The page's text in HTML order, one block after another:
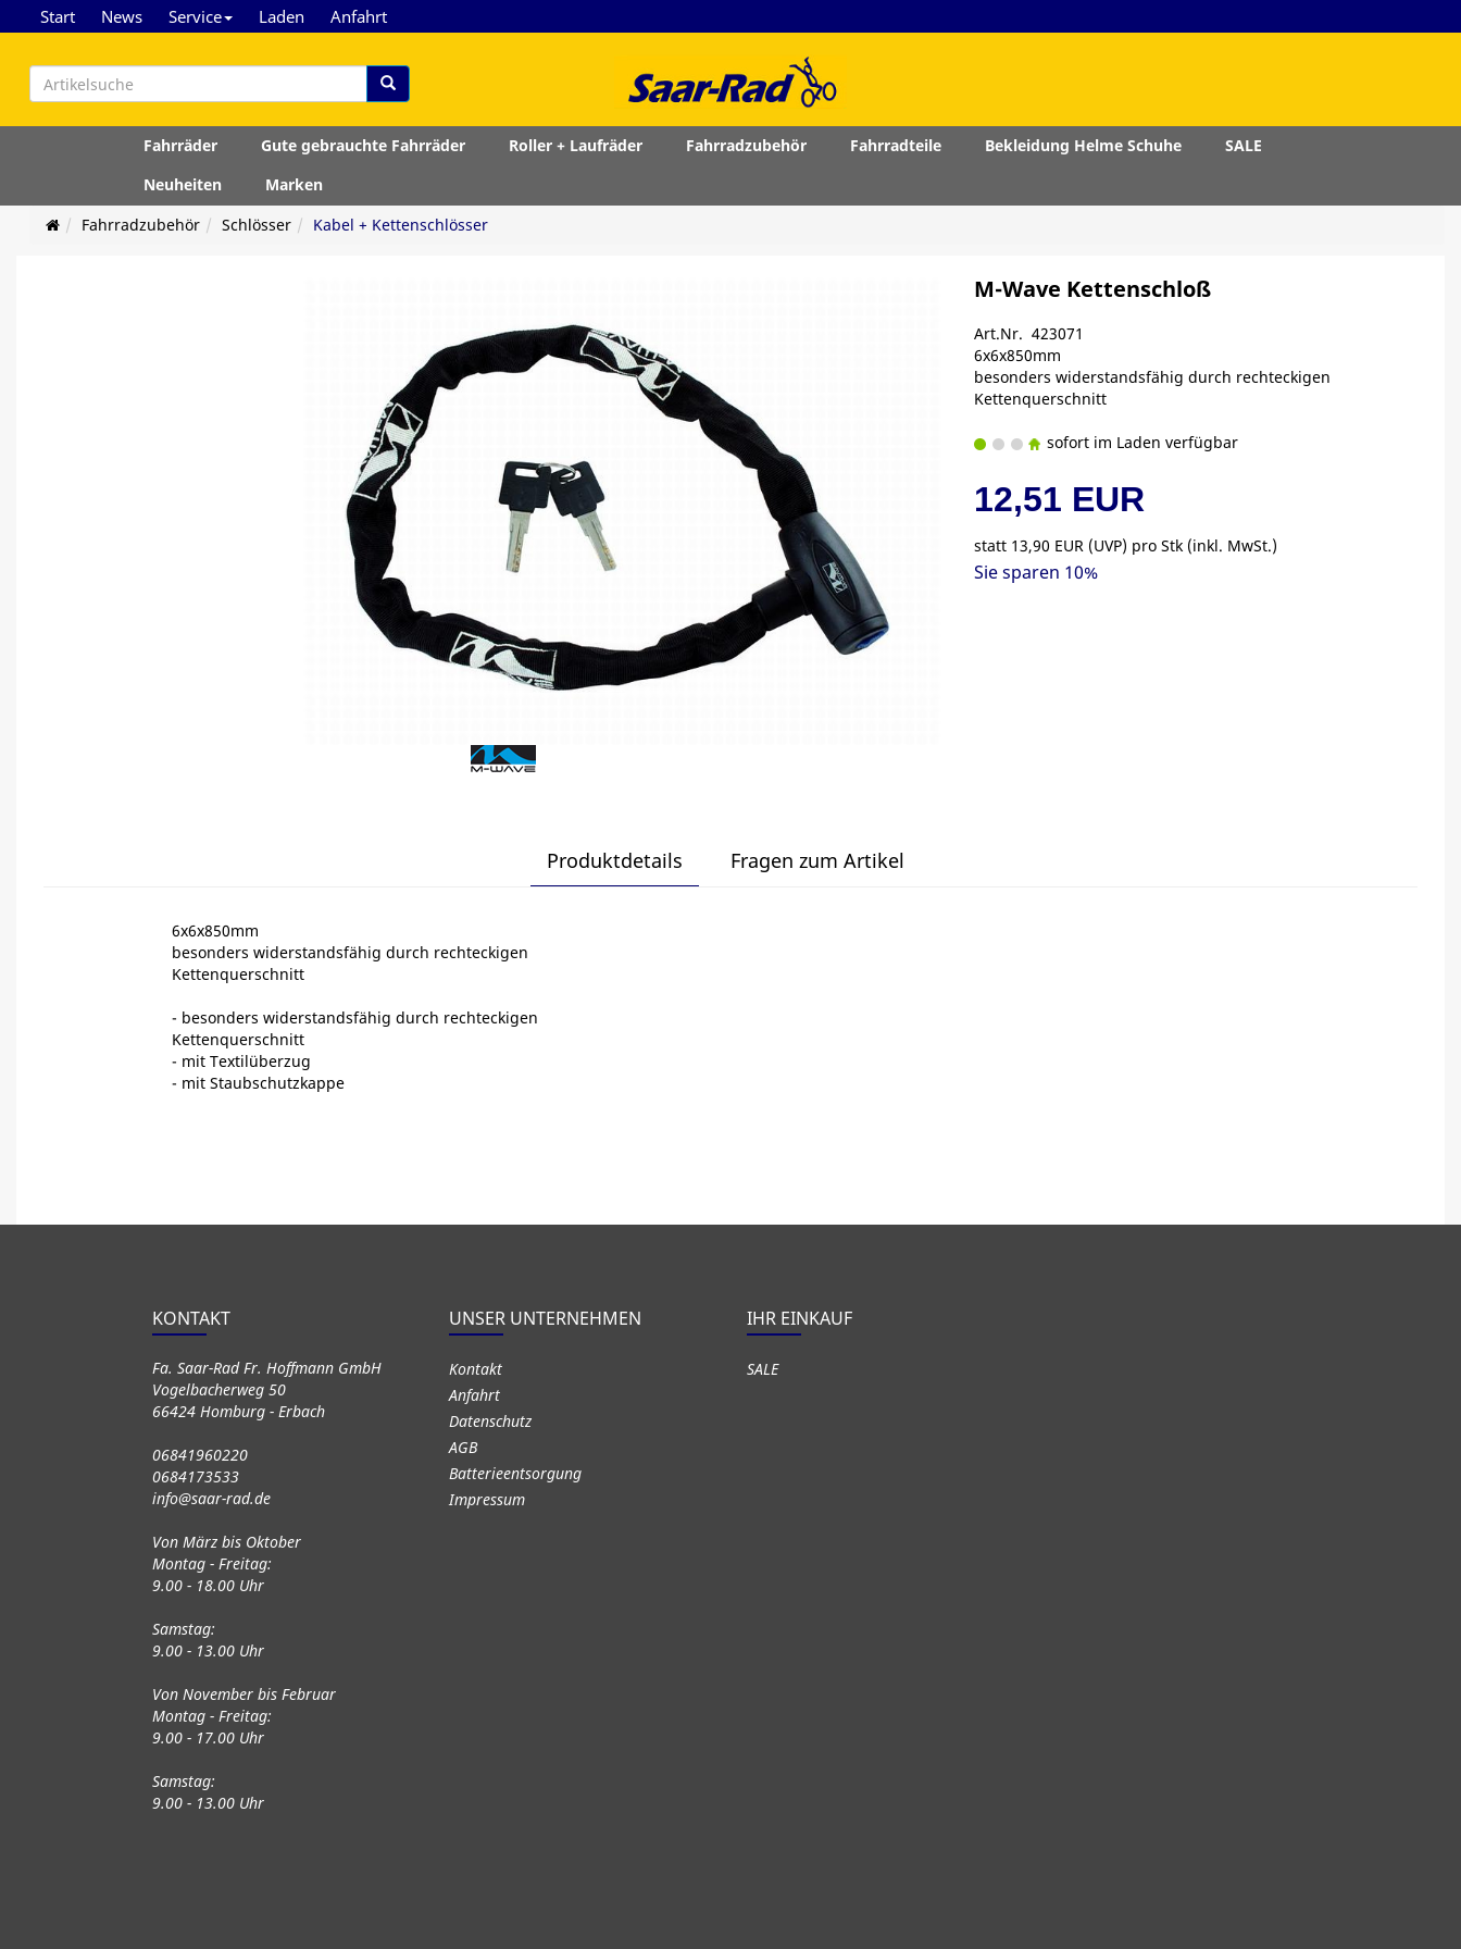
Start News Service Laden Anfahrt
Fahrräder Gute gebrauchte Fahrräder Roller + Laufräder Fahrradzubehör Fahrradteile Bekleidung Helme Schuhe
SALE
Neuheiten
Marken
Fahrradzubehör
Schlösser Kabel + Kettenschlösser
M-Wave Kettenschloß
Art.Nr. 423071
6x6x850mm
besonders widerstandsfähig durch rechteckigen
Kettenquerschnitt
sofort im Laden verfügbar
12,51 EUR
statt 13,90 EUR (UVP) pro Stk (inkl. MwSt.)
Sie sparen 10%
Produktdetails Fragen zum Artikel
6x6x850mm
besonders widerstandsfähig durch rechteckigen
Kettenquerschnitt
- besonders widerstandsfähig durch rechteckigen
Kettenquerschnitt
- mit Textilüberzug
- mit Staubschutzkappe
KONTAKT
Fa. Saar-Rad Fr. Hoffmann GmbH
Vogelbacherweg 50
66424 Homburg - Erbach
06841960220
0684173533
info@saar-rad.de
Von März bis Oktober
Montag - Freitag:
9.00 - 18.00 Uhr
Samstag:
9.00 - 13.00 Uhr
Von November bis Februar
Montag - Freitag:
9.00 - 17.00 Uhr
Samstag:
9.00 - 13.00 Uhr
UNSER UNTERNEHMEN
Kontakt
Anfahrt
Datenschutz
AGB
Batterieentsorgung
Impressum
IHR EINKAUF
SALE